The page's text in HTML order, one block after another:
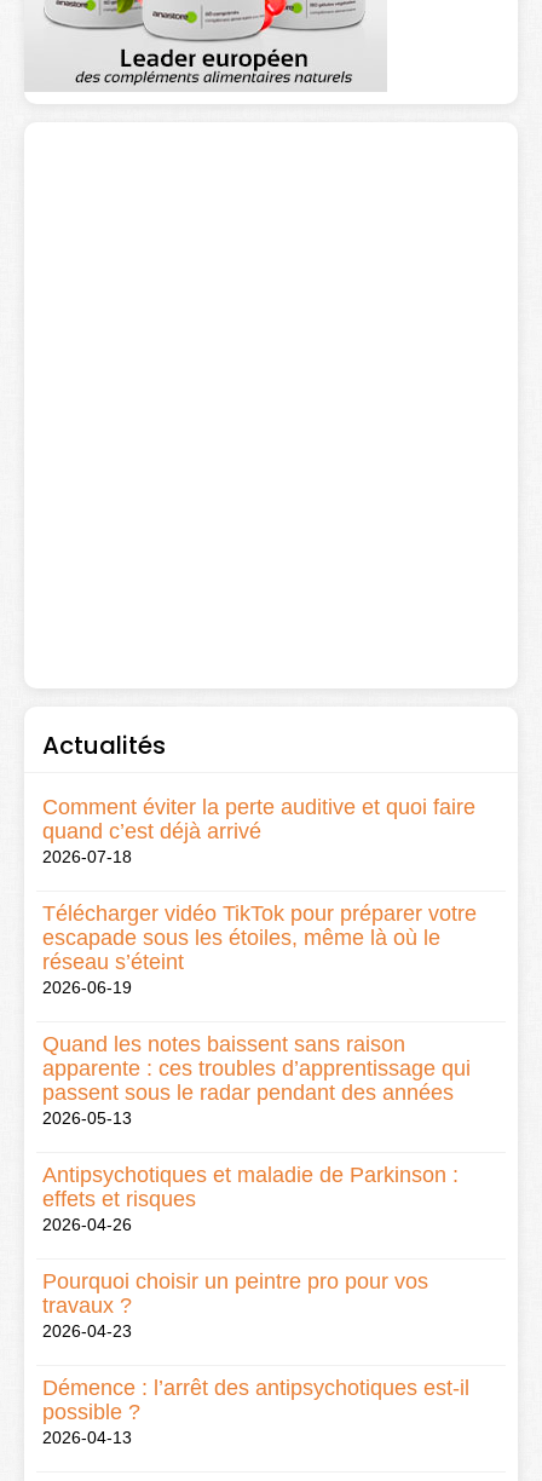
Actualités
Comment éviter la perte auditive et quoi faire
quand c’est déjà arrivé
2026-07-18
Télécharger vidéo TikTok pour préparer votre
escapade sous les étoiles, même là où le
réseau s’éteint
2026-06-19
Quand les notes baissent sans raison
apparente : ces troubles d’apprentissage qui
passent sous le radar pendant des années
2026-05-13
Antipsychotiques et maladie de Parkinson :
effets et risques
2026-04-26
Pourquoi choisir un peintre pro pour vos
travaux ?
2026-04-23
Démence : l’arrêt des antipsychotiques est-il
possible ?
2026-04-13